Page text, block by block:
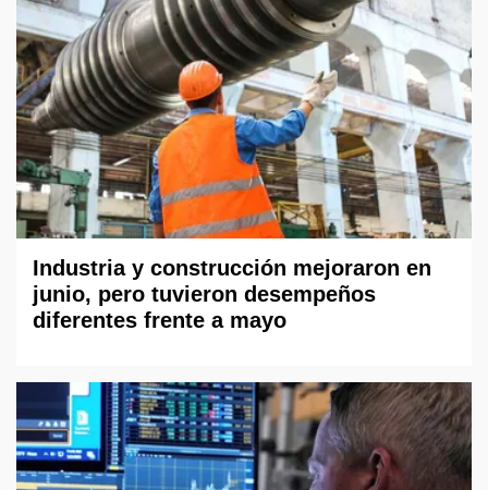
Industria y construcción mejoraron en
junio, pero tuvieron desempeños
diferentes frente a mayo